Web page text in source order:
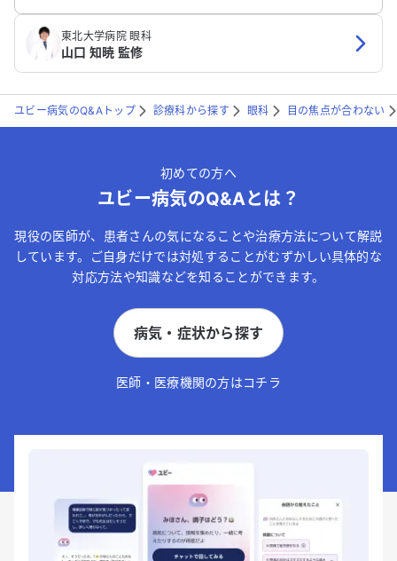
東北大学病院 眼科
山口 知暁 監修
ユビー病気のQ&Aトップ 診療科から探す 眼科 目の焦点が合わない
初めての方へ
ユビー病気のQ&Aとは？
現役の医師が、患者さんの気になることや治療方法について解説
しています。ご自身だけでは対処することがむずかしい具体的な
対応方法や知識などを知ることができます。
病気・症状から探す
医師・医療機関の方はコチラ